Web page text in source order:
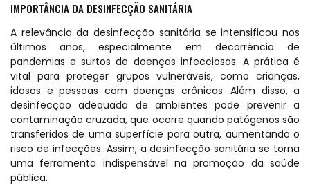
IMPORTÂNCIA DA DESINFECÇÃO SANITÁRIA
A relevância da desinfecção sanitária se intensificou nos
últimos anos, especialmente em decorrência de
pandemias e surtos de doenças infecciosas. A prática é
vital para proteger grupos vulneráveis, como crianças,
idosos e pessoas com doenças crônicas. Além disso, a
desinfecção adequada de ambientes pode prevenir a
contaminação cruzada, que ocorre quando patógenos são
transferidos de uma superfície para outra, aumentando o
risco de infecções. Assim, a desinfecção sanitária se torna
uma ferramenta indispensável na promoção da saúde
pública.